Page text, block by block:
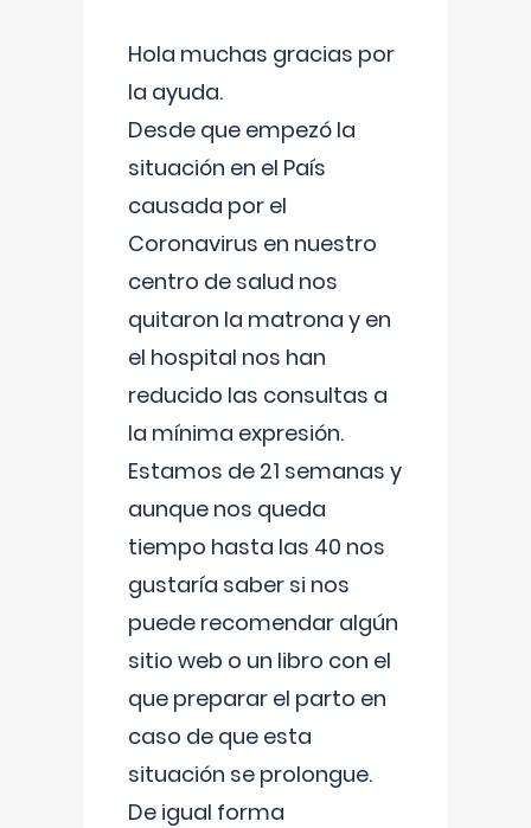
Hola muchas gracias por
la ayuda.
Desde que empezó la
situación en el País
causada por el
Coronavirus en nuestro
centro de salud nos
quitaron la matrona y en
el hospital nos han
reducido las consultas a
la mínima expresión.
Estamos de 21 semanas y
aunque nos queda
tiempo hasta las 40 nos
gustaría saber si nos
puede recomendar algún
sitio web o un libro con el
que preparar el parto en
caso de que esta
situación se prolongue.
De igual forma